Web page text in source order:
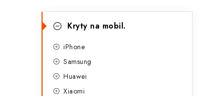
P
kategorie
K
a
Kryty na mobil.
iPhone
Samsung
Huawei
Xiaomi